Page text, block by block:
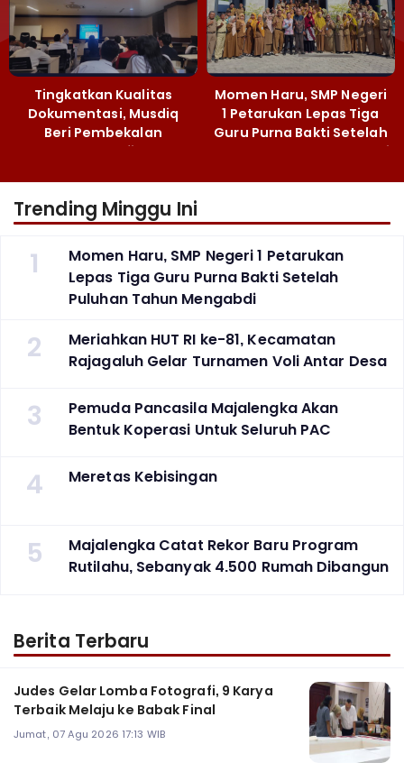
Tingkatkan Kualitas
Dokumentasi, Musdiq
Beri Pembekalan
Fotografi ‎
Momen Haru, SMP Negeri
1 Petarukan Lepas Tiga
Guru Purna Bakti Setelah
Puluhan Tahun Mengabdi
Trending Minggu Ini
1
Momen Haru, SMP Negeri 1 Petarukan
Lepas Tiga Guru Purna Bakti Setelah
Puluhan Tahun Mengabdi
2
Meriahkan HUT RI ke-81, Kecamatan
Rajagaluh Gelar Turnamen Voli Antar Desa
3
Pemuda Pancasila Majalengka Akan
Bentuk Koperasi Untuk Seluruh PAC
4 Meretas Kebisingan
5
Majalengka Catat Rekor Baru Program
Rutilahu, Sebanyak 4.500 Rumah Dibangun
Berita Terbaru
Judes Gelar Lomba Fotografi, 9 Karya
Terbaik Melaju ke Babak Final
Jumat, 07 Agu 2026 17:13 WIB